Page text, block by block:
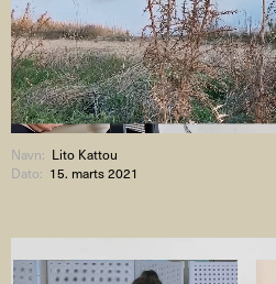
Navn: Lito Kattou
Dato: 15. marts 2021